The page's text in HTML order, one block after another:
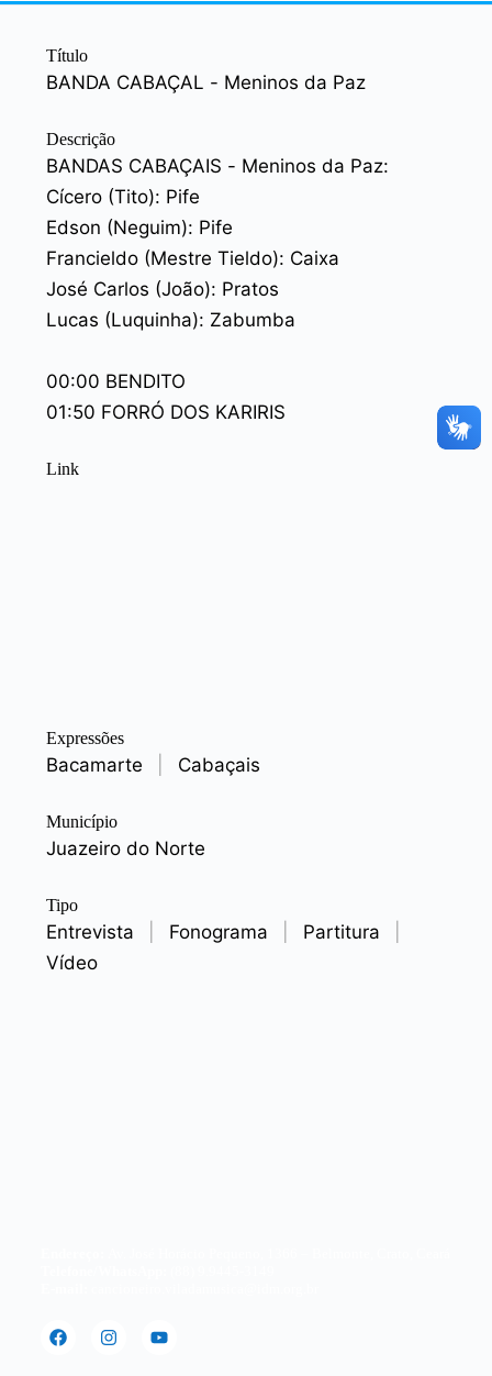
Título
BANDA CABAÇAL - Meninos da Paz
Descrição
BANDAS CABAÇAIS - Meninos da Paz:
Cícero (Tito): Pife
Edson (Neguim): Pife
Francieldo (Mestre Tieldo): Caixa
José Carlos (João): Pratos
Lucas (Luquinha): Zabumba
00:00 BENDITO
01:50 FORRÓ DOS KARIRIS
Link
Expressões
Bacamarte Cabaçais
Município
Juazeiro do Norte
Tipo
Entrevista Fonograma Partitura
Vídeo